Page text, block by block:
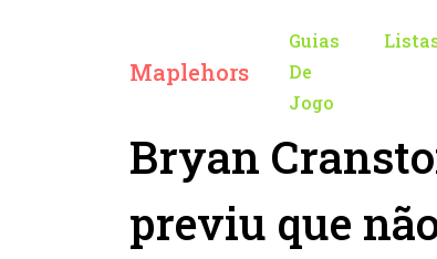
Maplehors
Guias
De
Jogo
Bryan
previu que